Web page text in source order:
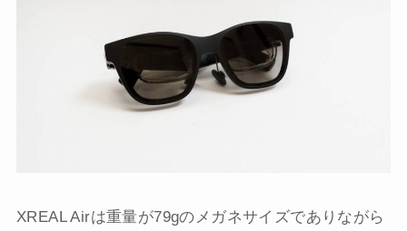
XREAL Airは重量が79gのメガネサイズでありながら